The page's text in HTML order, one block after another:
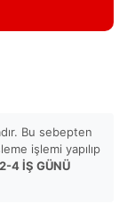
Bu sebepten
işlemi yapılıp
2-4 İŞ GÜNÜ